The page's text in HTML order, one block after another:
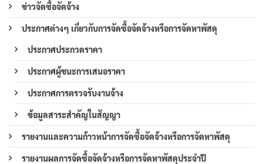
ข่าวจัดซื้อจัดจ้าง
ประกาศต่างๆ เกี่ยวกับการจัดซื้อจัดจ้างหรือการจัดหาพัสดุ
ประกาศประกวดราคา
ประกาศผู้ชนะการเสนอราคา
ประกาศการตรวจรับงานจ้าง
ข้อมูลสาระสำคัญในสัญญา
รายงานและความก้าวหน้าการจัดซื้อจัดจ้างหรือการจัดหาพัสดุ
รายงานผลการจัดซื้อจัดจ้างหรือการจัดหาพัสดุประจำปี